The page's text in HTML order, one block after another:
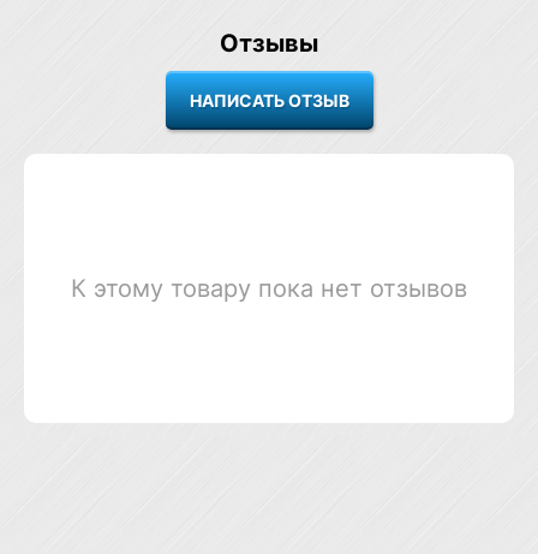
Отзывы
К этому товару пока нет отзывов